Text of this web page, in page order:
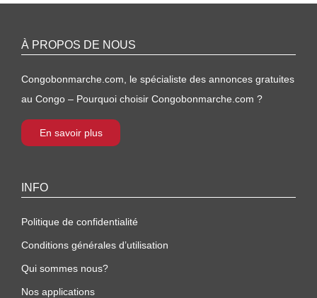
À PROPOS DE NOUS
Congobonmarche.com, le spécialiste des annonces gratuites
au Congo – Pourquoi choisir Congobonmarche.com ?
En savoir plus
INFO
Politique de confidentialité
Conditions générales d’utilisation
Qui sommes nous?
Nos applications